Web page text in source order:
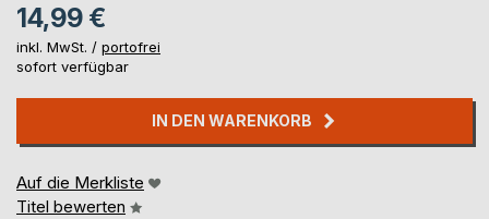
14,99 €
inkl. MwSt. / portofrei
sofort verfügbar
IN DEN WARENKORB
Auf die Merkliste
Titel bewerten